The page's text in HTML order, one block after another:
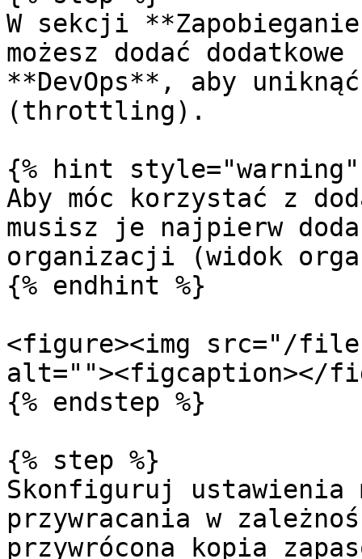
W sekcji
możesz dodać
**DevOps**, aby
(throttling).
{% hint style="warning"
Aby móc korzystać z
musisz je najpierw
organizacji (widok
{% endhint %}
<figure><img src="/
alt=""><figcaption></
{% endstep %}
{% step %}
Skonfiguruj ustawienia
przywracania w
przywrócona kopia